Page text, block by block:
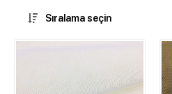
Sıralama seçin